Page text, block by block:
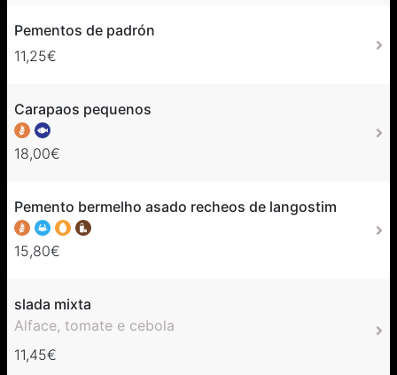
Pementos de padrón
11,25€
Carapaos pequenos
18,00€
Pemento bermelho asado recheos de langostim
15,80€
slada mixta
Alface, tomate e cebola
11,45€